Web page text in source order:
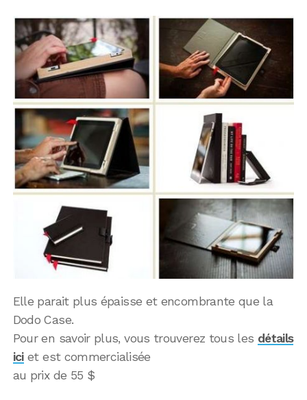
Elle parait plus épaisse et encombrante que la
Dodo Case.
Pour en savoir plus, vous trouverez tous les détails
iciet est commercialisée
au prix de 55 $